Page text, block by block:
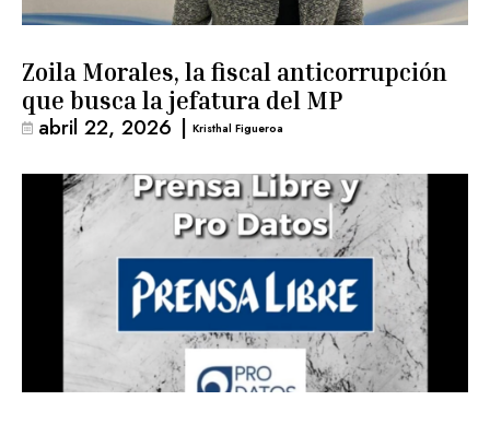
Zoila Morales, la fiscal anticorrupción
que busca la jefatura del MP
abril 22, 2026 | Kristhal Figueroa